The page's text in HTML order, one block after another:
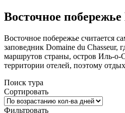
Восточное
Восточное побережье считается
заповедник Domaine du Chasseur,
маршрутов страны, остров Иль-о-
территории отелей, поэтому
Поиск тура
Сортировать
Фильтровать